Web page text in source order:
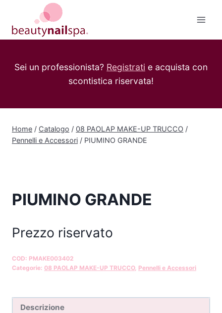
contenuto
Sei un professionista? Registrati e acquista con
scontistica riservata!
Home / Catalogo / 08 PAOLAP MAKE-UP TRUCCO /
Pennelli e Accessori / PIUMINO GRANDE
PIUMINO GRANDE
Prezzo riservato
COD: PMAKE003402
Categorie: 08 PAOLAP MAKE-UP TRUCCO, Pennelli e Accessori
Descrizione